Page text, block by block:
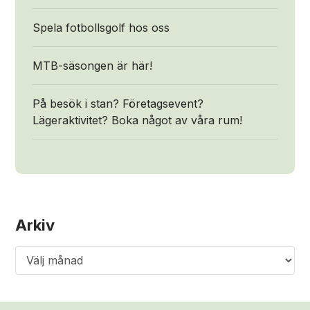
Spela fotbollsgolf hos oss
MTB-säsongen är här!
På besök i stan? Företagsevent?
Lägeraktivitet? Boka något av våra rum!
Arkiv